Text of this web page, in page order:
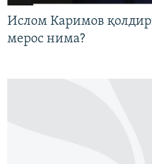
Ислом Каримов
мерос нима?